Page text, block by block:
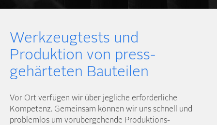
Werkzeug­tests und
Produktion von press­
gehärteten Bauteilen
Vor Ort verfügen wir über jegliche erforderliche
Kompetenz. Gemeinsam können wir uns schnell und
problemlos um vorüber­gehende Produktions­